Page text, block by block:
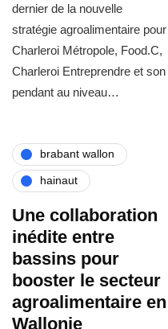
dernier de la nouvelle
stratégie agroalimentaire pour
Charleroi Métropole, Food.C,
Charleroi Entreprendre et son
pendant au niveau…
brabant wallon
hainaut
Une collaboration
inédite entre
bassins pour
booster le secteur
agroalimentaire en
Wallonie